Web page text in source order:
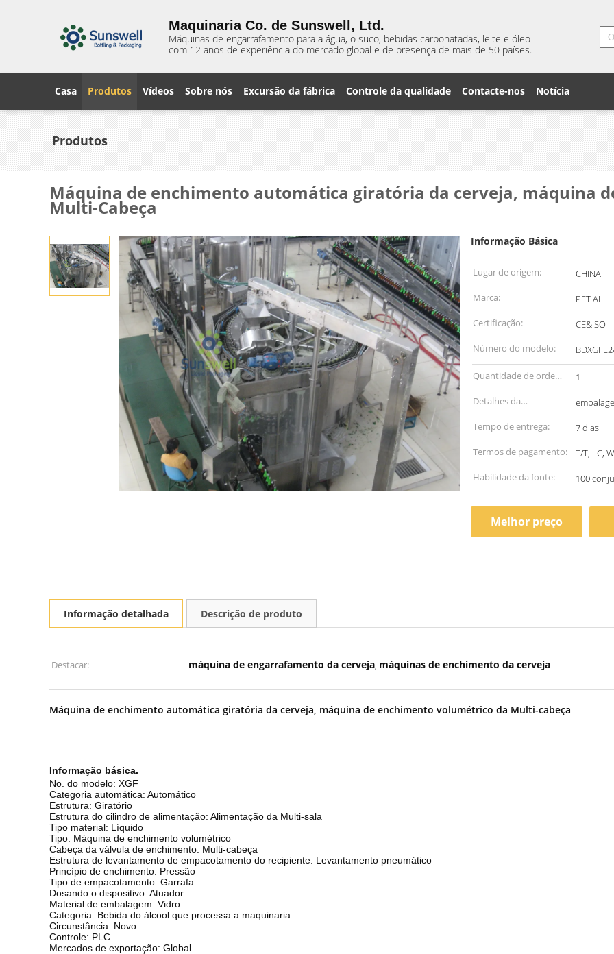
Maquinaria Co. de Sunswell, Ltd.
Máquinas de engarrafamento para a água, o suco, bebidas carbonatadas, leite e óleo
com 12 anos de experiência do mercado global e de presença de mais de 50 países.
Casa Produtos Vídeos Sobre nós Excursão da fábrica Controle da qualidade Contacte-nos Notícia
Produtos
Máquina de enchimento automática giratória da cerveja, máquina
Multi-Cabeça
Informação Básica
Lugar de origem:
CHINA
Marca:
PET ALL
Certificação:
CE&ISO
Número do modelo:
Quantidade de ordem
mínima:
1
Detalhes da
embalagem:
Tempo de entrega:
7 dias
Termos de pagamento:
T/T, LC,
Habilidade da fonte:
100
Melhor preço
Informação detalhada Descrição de produto
Destacar: máquina de engarrafamento da cerveja, máquinas de enchimento da cerveja
Máquina de enchimento automática giratória da cerveja, máquina de enchimento volumétrico da Multi-cabeça
Informação básica.
No. do modelo: XGF
Categoria automática: Automático
Estrutura: Giratório
Estrutura do cilindro de alimentação: Alimentação da Multi-sala
Tipo material: Líquido
Tipo: Máquina de enchimento volumétrico
Cabeça da válvula de enchimento: Multi-cabeça
Estrutura de levantamento de empacotamento do recipiente: Levantamento pneumático
Princípio de enchimento: Pressão
Tipo de empacotamento: Garrafa
Dosando o dispositivo: Atuador
Material de embalagem: Vidro
Categoria: Bebida do álcool que processa a maquinaria
Circunstância: Novo
Controle: PLC
Mercados de exportação: Global